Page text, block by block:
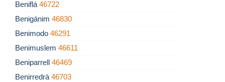
Beniflá 46722
Benigánim 46830
Benimodo 46291
Benimuslem 46611
Beniparrell 46469
Benirredrà 46703